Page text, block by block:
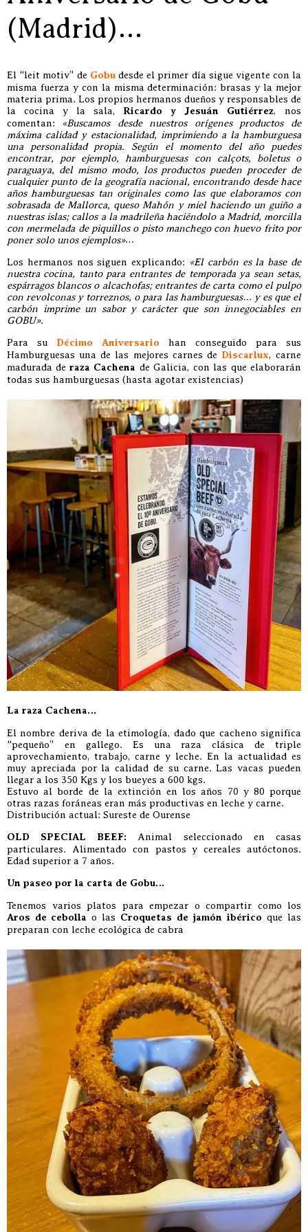
(Madrid)…
El “leit motiv” de Gobu desde el primer día sigue vigente con la
misma fuerza y con la misma determinación: brasas y la mejor
materia prima. Los propios hermanos dueños y responsables de
la cocina y la sala, Ricardo y Jesuán Gutiérrez, nos
comentan:
«Buscamos desde nuestros orígenes productos de
máxima calidad y estacionalidad, imprimiendo a la hamburguesa
una personalidad propia. Según el momento del año puedes
encontrar, por ejemplo, hamburguesas con calçots, boletus o
paraguaya, del mismo modo, los productos pueden proceder de
cualquier punto de la geografía nacional, encontrando desde hace
años hamburguesas tan originales como las que elaboramos con
sobrasada de Mallorca, queso Mahón y miel haciendo un guiño a
nuestras islas; callos a la madrileña haciéndolo a Madrid, morcilla
con mermelada de piquillos o pisto manchego con huevo frito por
poner solo unos ejemplos»…
Los hermanos nos siguen explicando: «El carbón es la base de
nuestra cocina, tanto para entrantes de temporada ya sean setas,
espárragos blancos o alcachofas; entrantes de carta como el pulpo
con revolconas y torreznos, o para las hamburguesas… y es que el
carbón imprime un sabor y carácter que son innegociables en
GOBU».
Para su Décimo Aniversario han conseguido para sus
Hamburguesas una de las mejores carnes de Discarlux, carne
madurada de raza Cachena de Galicia, con las que elaborarán
todas sus hamburguesas (hasta agotar existencias)
La raza Cachena…
El nombre deriva de la etimología, dado que cacheno significa
“pequeño” en gallego. Es una raza clásica de triple
aprovechamiento, trabajo, carne y leche. En la actualidad es
muy apreciada por la calidad de su carne. Las vacas pueden
llegar a los 350 Kgs y los bueyes a 600 kgs.
Estuvo al borde de la extinción en los años 70 y 80 porque
otras razas foráneas eran más productivas en leche y carne.
Distribución actual: Sureste de Ourense
OLD SPECIAL BEEF: Animal seleccionado en casas
particulares. Alimentado con pastos y cereales autóctonos.
Edad superior a 7 años.
Un paseo por la carta de Gobu…
Tenemos varios platos para empezar o compartir como los
Aros de cebolla o las Croquetas de jamón ibérico que las
preparan con leche ecológica de cabra